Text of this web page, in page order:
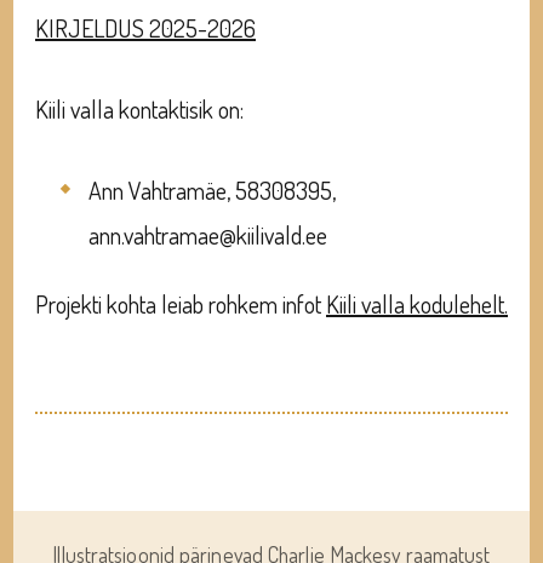
KIRJELDUS 2025-2026
Kiili valla kontaktisik on:
Ann Vahtramäe, 58308395,
ann.vahtramae@kiilivald.ee
Projekti kohta leiab rohkem infotKiili valla kodulehelt.
Illustratsioonid pärinevad Charlie Mackesy raamatust